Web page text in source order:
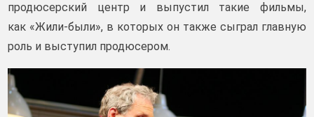
продюсерский центр и выпустил такие фильмы,
как «Жили-были», в которых он также сыграл главную
роль и выступил продюсером.